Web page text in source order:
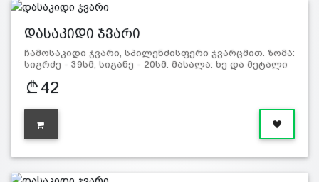
დასაკიდი ჯვარი
ჩამოსაკიდი ჯვარი, სპილენძისფერი ჯვარცმით. ზომა:
სიგრძე - 39სმ, სიგანე - 20სმ. მასალა: ხე და მეტალი
42